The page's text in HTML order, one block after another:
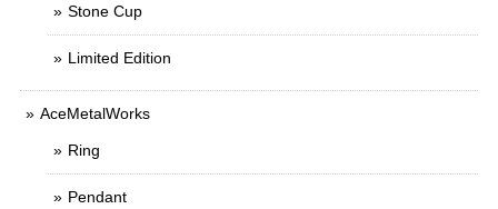
Stone Cup
Limited Edition
AceMetalWorks
Ring
Pendant